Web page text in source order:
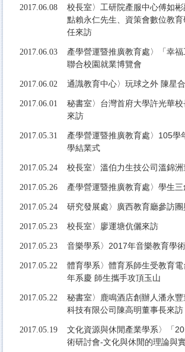
2017.06.08
校長室〉工研院產服中心傅如
點賴永仁先生、資策會數位教
任來訪
2017.06.03
產學營運暨推廣教育處〉「幸福
聯合校園就業博覽會
2017.06.02 通識教育中心〉玩球之外 陳星
2017.06.01
秘書室〉台灣首府大學許光華
來訪
2017.05.31
產學營運暨推廣教育處〉105學
學結業式
2017.05.24 校長室〉溫伯力生技公司溫錦
2017.05.26 產學營運暨推廣教育處〉學生三
2017.05.24 研究發展處〉廣西教育廳參訪
2017.05.23 校長室〉廖運塘伉儷來訪
2017.05.23 音樂學系〉2017年音樂教育學
2017.05.22
體育學系〉體育系師生受教育
年系慶 師生攜手攻頂玉山
2017.05.22
秘書室〉鹿鳴酒店創辦人潘永
科技有限公司陳高明董事長來訪
2017.05.19
文化資源與休閒產業學系〉「
術研討會-文化與休閒的理論與